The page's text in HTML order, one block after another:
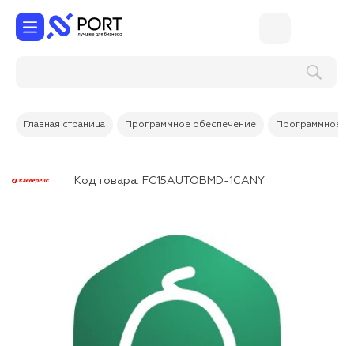
Главная страница Программное обеспечение Программное
Код товара: FC15AUTOBMD-1CANY